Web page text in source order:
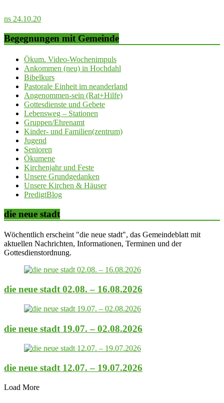
ns 24.10.20
Begegnungen mit Gemeinde
Ökum. Video-Wochenimpuls
Ankommen (neu) in Hochdahl
Bibelkurs
Pastorale Einheit im neanderland
Angenommen-sein (Rat+Hilfe)
Gottesdienste und Gebete
Lebensweg – Stationen
Gruppen/Ehrenamt
Kinder- und Familien(zentrum)
Jugend
Senioren
Ökumene
Kirchenjahr und Feste
Unsere Grundgedanken
Unsere Kirchen & Häuser
PredigtBlog
die neue stadt
Wöchentlich erscheint "die neue stadt", das Gemeindeblatt mit
aktuellen Nachrichten, Informationen, Terminen und der
Gottesdienstordnung.
die neue stadt 02.08. – 16.08.2026
die neue stadt 19.07. – 02.08.2026
die neue stadt 12.07. – 19.07.2026
Load More